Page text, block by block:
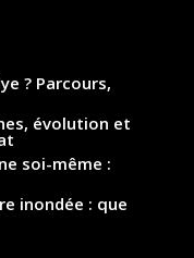
? Parcours,
évolution et
soi-même :
inondée : que